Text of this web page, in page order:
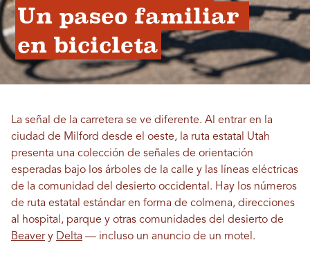
Un paseo familiar
en bicicleta
La señal de la carretera se ve diferente. Al entrar en la
ciudad de Milford desde el oeste, la ruta estatal Utah
presenta una colección de señales de orientación
esperadas bajo los árboles de la calle y las líneas eléctricas
de la comunidad del desierto occidental. Hay los números
de ruta estatal estándar en forma de colmena, direcciones
al hospital, parque y otras comunidades del desierto de
Beavery Delta — incluso un anuncio de un motel.